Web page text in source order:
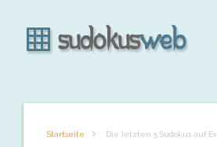
Startseite Die letzten 5 Sudokus auf